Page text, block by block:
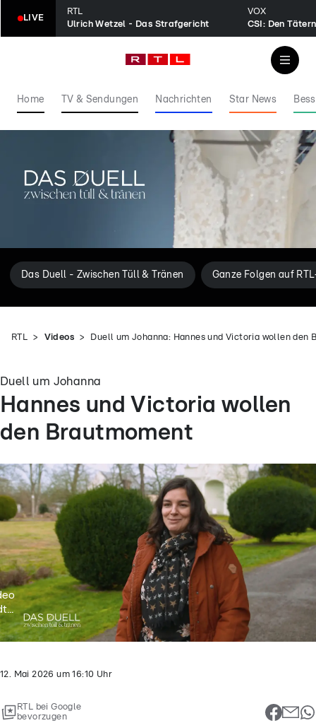
LIVE
RTL
Ulrich Wetzel - Das Strafgericht
VOX
CSI: Den
Home TV & Sendungen Nachrichten Star News
Das Duell - Zwischen Tüll & Tränen Ganze Folgen auf
RTL Videos Duell um Johanna: Hannes und Victoria wollen den
Duell um Johanna
Hannes und Victoria wollen
den Brautmoment
12. Mai 2026 um 16:10 Uhr
RTL bei Google
bevorzugen